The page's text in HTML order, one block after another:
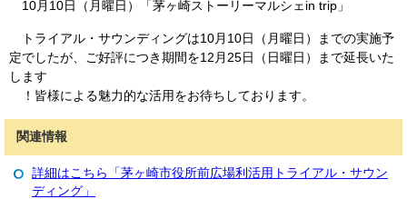
10月10日（月曜日）「茅ヶ崎ストーリーマルシェin trip」
トライアル・サウンディングは10月10日（月曜日）までの実施予
定でしたが、ご好評につき期間を12月25日（日曜日）まで延長いた
します
！皆様による魅力的な活用をお待ちしております。
関連情報
詳細はこちら「茅ヶ崎市役所前広場利活用トライアル・サウン
ディング」